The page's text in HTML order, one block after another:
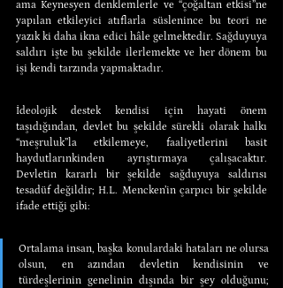
ama Keynesyen denklemlerle ve “çoğaltan etkisi”ne
yapılan etkileyici atıflarla süslenince bu teori ne
yazık ki daha ikna edici hâle gelmektedir. Sağduyuya
saldırı işte bu şekilde ilerlemekte ve her dönem bu
işi kendi tarzında yapmaktadır.
İdeolojik destek kendisi için hayati önem
taşıdığından, devlet bu şekilde sürekli olarak halkı
“meşruluk”la etkilemeye, faaliyetlerini basit
haydutlarınkinden ayrıştırmaya çalışacaktır.
Devletin kararlı bir şekilde sağduyuya saldırısı
tesadüf değildir; H.L. Mencken’in çarpıcı bir şekilde
ifade ettiği gibi:
Ortalama insan, başka konulardaki hataları ne olursa
olsun, en azından devletin kendisinin ve
türdeşlerinin genelinin dışında bir şey olduğunu;